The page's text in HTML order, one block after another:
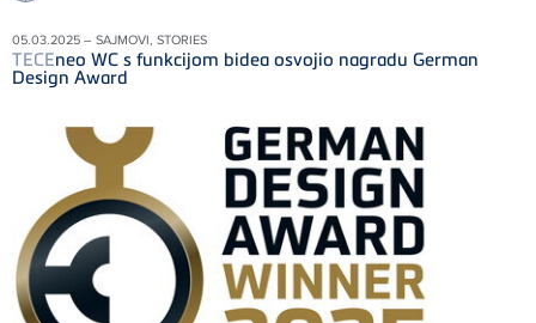
05.03.2025 – SAJMOVI, STORIES
TECEneo WC s funkcijom bidea osvojio nagradu German
Design Award